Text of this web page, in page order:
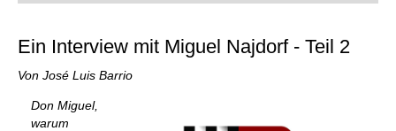
individueller als je zuvor.
Ein Interview mit Miguel Najdorf - Teil 2
Von José Luis Barrio
Don Miguel,
warum